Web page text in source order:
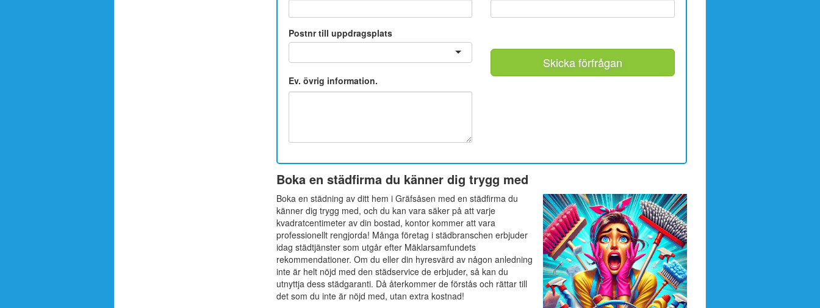
Postnr till uppdragsplats
Ev. övrig information.
Skicka förfrågan
Boka en städfirma du känner dig trygg med
Boka en städning av ditt hem i Gräfsåsen med en städfirma du
känner dig trygg med, och du kan vara säker på att varje
kvadratcentimeter av din bostad, kontor kommer att vara
professionellt rengjorda! Många företag i städbranschen erbjuder
idag städtjänster som utgår efter Mäklarsamfundets
rekommendationer. Om du eller din hyresvärd av någon anledning
inte är helt nöjd med den städservice de erbjuder, så kan du
utnyttja dess städgaranti. Då återkommer de förstås och rättar till
det som du inte är nöjd med, utan extra kostnad!